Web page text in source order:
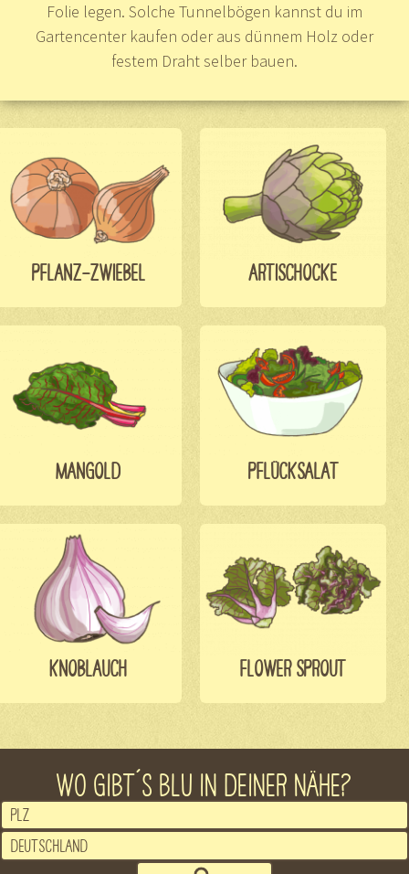
Folie legen. Solche Tunnelbögen kannst du im
Gartencenter kaufen oder aus dünnem Holz oder
festem Draht selber bauen.
PFLANZ-ZWIEBEL ARTISCHOCKE
MANGOLD PFLÜCKSALAT
KNOBLAUCH FLOWER SPROUT
WO GIBT´S BLU IN DEINER NÄHE?